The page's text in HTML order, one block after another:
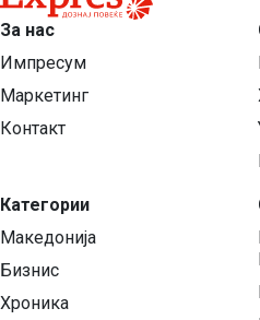
За нас
Импресум
Маркетинг
Контакт
Категории
Македонија
Бизнис
Хроника